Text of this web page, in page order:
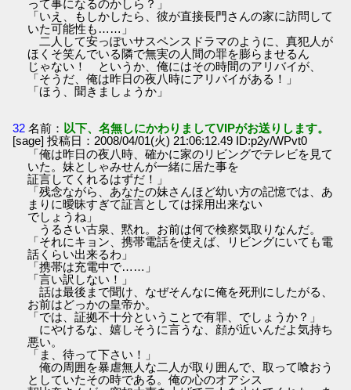
って事になるのかしら？」
「いえ、もしかしたら、彼が直接長門さんの家に訪問して
いた可能性も……」
二人して安っぽいサスペンスドラマのように、真犯人が
ほくそ笑んでいる隣で無実の人間の罪を膨らませるん
じゃない！ というか、俺にはその時間のアリバイが、
「そうだ、俺は昨日の夜八時にアリバイがある！」
「ほう、聞きましょうか」
32 名前： 以下、名無しにかわりましてVIPがお送りします。
[sage] 投稿日：2008/04/01(火) 21:06:12.49 ID:p2y/WPvt0
「俺は昨日の夜八時、確かに家のリビングでテレビを見て
いた。妹としゃみせんが一緒に居た事を
証言してくれるはずだ！」
「残念ながら、あなたの妹さんほど幼い方の記憶では、あ
まりに曖昧すぎて証言としては採用出来ない
でしょうね」
うるさい古泉、黙れ。お前は何で検察気取りなんだ。
「それにキョン、携帯電話を使えば、リビングにいても電
話くらい出来るわ」
「携帯は充電中で……」
「言い訳しない！」
話は最後まで聞け、なぜそんなに俺を死刑にしたがる、
お前はどっかの皇帝か。
「では、証拠不十分ということで有罪、でしょうか？」
にやけるな、嬉しそうに言うな、顔が近いんだよ気持ち
悪い。
「ま、待って下さい！」
俺の周囲を暴虐無人な二人が取り囲んで、取って喰おう
としていたその時である。俺の心のオアシス